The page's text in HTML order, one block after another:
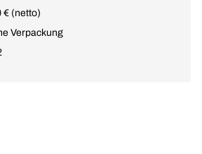
€ (netto)
Verpackung